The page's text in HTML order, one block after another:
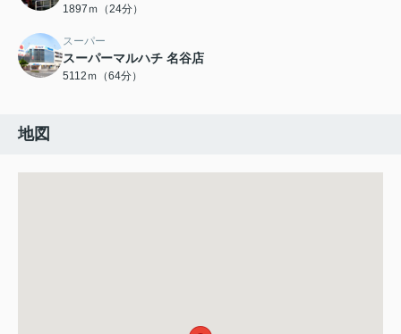
1897ｍ（24分）
スーパー
スーパーマルハチ 名谷店
5112ｍ（64分）
地図